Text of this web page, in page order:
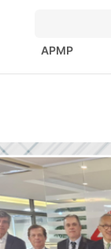
APMP